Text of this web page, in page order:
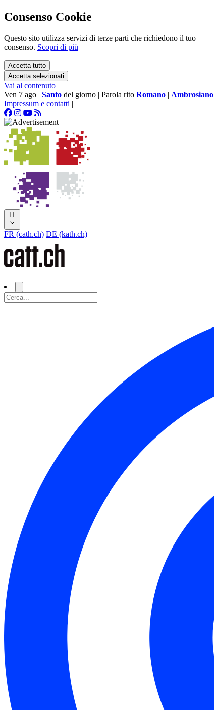
Consenso Cookie
Questo sito utilizza servizi di terze parti che richiedono il tuo
consenso. Scopri di più
Accetta tutto
Accetta selezionati
Vai al contenuto
Ven 7 ago | Santo del giorno | Parola rito Romano | Ambrosiano
Impressum e contatti |
IT
FR (cath.ch) DE (kath.ch)